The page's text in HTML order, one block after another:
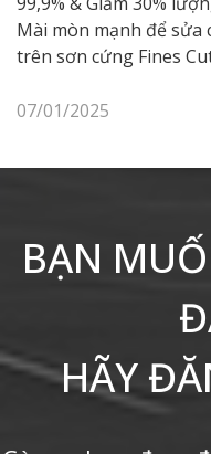
Mài mòn mạnh để
trên sơn cứng Fines
07/01/2025
BẠN
HÃY